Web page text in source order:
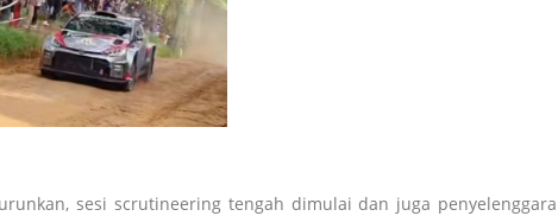
sesi scrutineering tengah dimulai dan juga penyelenggara